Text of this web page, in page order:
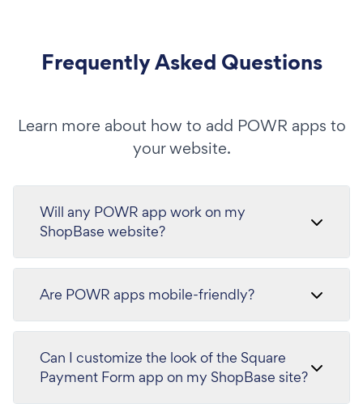
Frequently Asked Questions
Learn more about how to add POWR apps to
your website.
Will any POWR app work on my
ShopBase website?
Are POWR apps mobile-friendly?
Can I customize the look of the Square
Payment Form app on my ShopBase site?